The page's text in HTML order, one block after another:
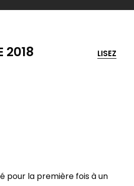
2018 LISEZ
pour la première fois à un